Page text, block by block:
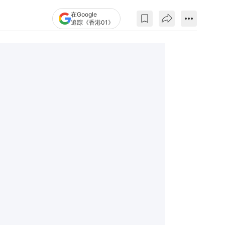
在Google
追踪《香港01》